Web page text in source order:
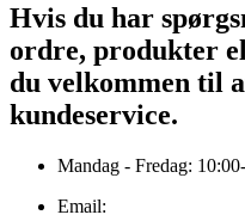
Hvis du har
ordre, produkter
du velkommen til
kundeservice.
Mandag - Fredag:
Email: